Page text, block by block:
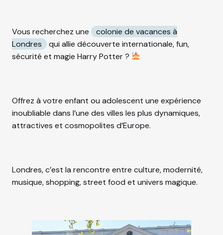
g
o
r
s
Vous recherchez une
colonie de vacances à
Londres
qui allie découverte internationale, fun,
sécurité et magie Harry Potter ?
Offrez à votre enfant ou adolescent une expérience
inoubliable dans l’une des villes les plus dynamiques,
attractives et cosmopolites d’Europe.
Londres, c’est la rencontre entre culture, modernité,
musique, shopping, street food et univers magique.